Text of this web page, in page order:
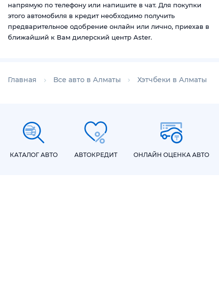
напрямую по телефону или напишите в чат. Для покупки
этого автомобиля в кредит необходимо получить
предварительное одобрение онлайн или лично, приехав в
ближайший к Вам дилерский центр Aster.
Главная Все авто в Алматы Хэтчбеки в Алматы
КАТАЛОГ АВТО АВТОКРЕДИТ ОНЛАЙН ОЦЕНКА АВТО